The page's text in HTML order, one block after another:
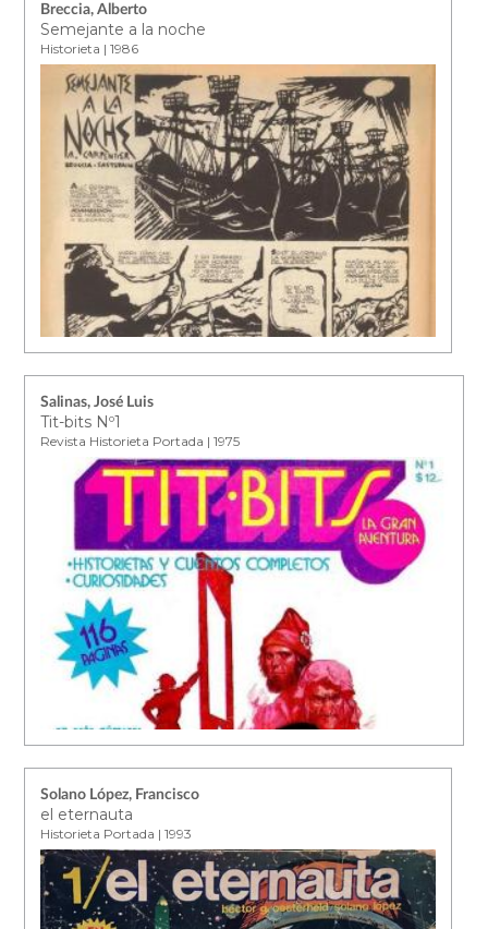
Breccia, Alberto
Semejante a la noche
Historieta | 1986
Salinas, José Luis
Tit-bits Nº1
Revista Historieta Portada | 1975
Solano López, Francisco
el eternauta
Historieta Portada | 1993